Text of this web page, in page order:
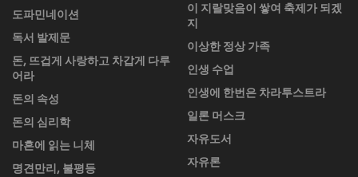
도파민네이션
독서 발제문
돈, 뜨겁게 사랑하고 차갑게 다루
어라
돈의 속성
돈의 심리학
마흔에 읽는 니체
명견만리, 불평등
이 지랄맞음이 쌓여 축제가 되겠
지
이상한 정상 가족
인생 수업
인생에 한번은 차라투스트라
일론 머스크
자유도서
자유론